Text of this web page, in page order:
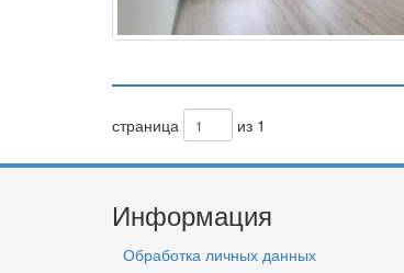
страница из 1
Информация
Обработка личных данных